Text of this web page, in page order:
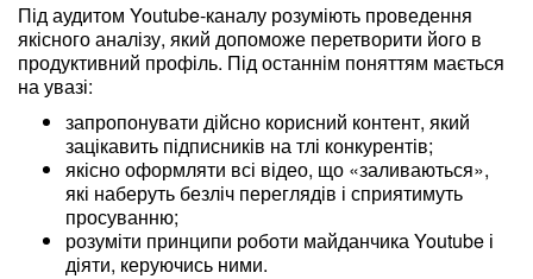
Під аудитом Youtube-каналу розуміють проведення
якісного аналізу, який допоможе перетворити його в
продуктивний профіль. Під останнім поняттям мається
на увазі:
запропонувати дійсно корисний контент, який
зацікавить підписників на тлі конкурентів;
якісно оформляти всі відео, що «заливаються»,
які наберуть безліч переглядів і сприятимуть
просуванню;
розуміти принципи роботи майданчика Youtube і
діяти, керуючись ними.